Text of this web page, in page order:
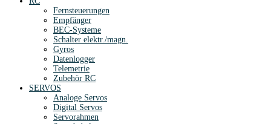
Fernsteuerungen
Empfänger
BEC-Systeme
Schalter elektr./magn.
Gyros
Datenlogger
Telemetrie
Zubehör RC
SERVOS
Analoge Servos
Digital Servos
Servorahmen